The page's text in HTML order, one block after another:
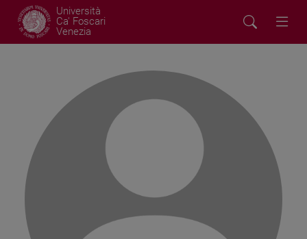
Università
Ca' Foscari
Venezia